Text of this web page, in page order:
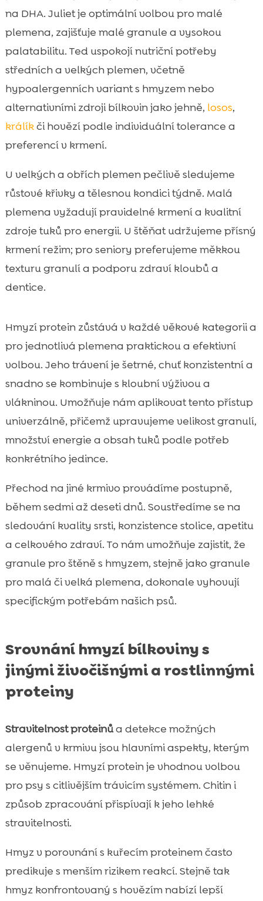
na DHA. Juliet je optimální volbou pro malé
plemena, zajišťuje malé granule a vysokou
palatabilitu. Ted uspokojí nutriční potřeby
středních a velkých plemen, včetně
hypoalergenních variant s hmyzem nebo
alternativními zdroji bílkovin jako jehně, losos,
králíkči hovězí podle individuální tolerance a
preferencí v krmení.
U velkých a obřích plemen pečlivě sledujeme
růstové křivky a tělesnou kondici týdně. Malá
plemena vyžadují pravidelné krmení a kvalitní
zdroje tuků pro energii. U štěňat udržujeme přísný
krmení režim; pro seniory preferujeme měkkou
texturu granulí a podporu zdraví kloubů a
dentice.
Hmyzí protein zůstává v každé věkové kategorii a
pro jednotlivá plemena praktickou a efektivní
volbou. Jeho trávení je šetrné, chuť konzistentní a
snadno se kombinuje s kloubní výživou a
vlákninou. Umožňuje nám aplikovat tento přístup
univerzálně, přičemž upravujeme velikost granulí,
množství energie a obsah tuků podle potřeb
konkrétního jedince.
Přechod na jiné krmivo provádíme postupně,
během sedmi až deseti dnů. Soustředíme se na
sledování kvality srsti, konzistence stolice, apetitu
a celkového zdraví. To nám umožňuje zajistit, že
granule pro štěně s hmyzem, stejně jako granule
pro malá či velká plemena, dokonale vyhovují
specifickým potřebám našich psů.
Srovnání hmyzí bílkoviny s
jinými živočišnými a rostlinnými
proteiny
Stravitelnost proteinůa detekce možných
alergenů v krmivu jsou hlavními aspekty, kterým
se věnujeme. Hmyzí protein je vhodnou volbou
pro psy s citlivějším trávicím systémem. Chitin i
způsob zpracování přispívají k jeho lehké
stravitelnosti.
Hmyz v porovnání s kuřecím proteinem často
predikuje s menším rizikem reakcí. Stejně tak
hmyz konfrontovaný s hovězím nabízí lepší